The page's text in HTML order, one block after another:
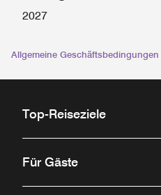
2027
Allgemeine Geschäftsbedingungen
Top-Reiseziele
Für Gäste